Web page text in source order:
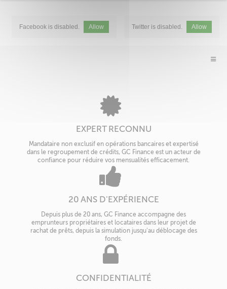
Facebook is disabled. Allow Twitter is disabled. Allow
EXPERT RECONNU
Mandataire non exclusif en opérations bancaires et expertisé
dans le regroupement de crédits, GC Finance est un acteur de
confiance pour réduire vos mensualités efficacement.
20 ANS D'EXPÉRIENCE
Depuis plus de 20 ans, GC Finance accompagne des
emprunteurs propriétaires et locataires dans leur projet de
rachat de prêts, depuis la simulation jusqu'au déblocage des
fonds.
CONFIDENTIALITÉ